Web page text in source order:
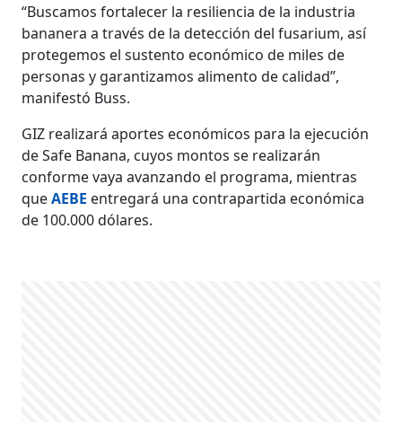
“Buscamos fortalecer la resiliencia de la industria
bananera a través de la detección del fusarium, así
protegemos el sustento económico de miles de
personas y garantizamos alimento de calidad”,
manifestó Buss.
GIZ realizará aportes económicos para la ejecución
de Safe Banana, cuyos montos se realizarán
conforme vaya avanzando el programa, mientras
queAEBE entregará una contrapartida económica
de 100.000 dólares.